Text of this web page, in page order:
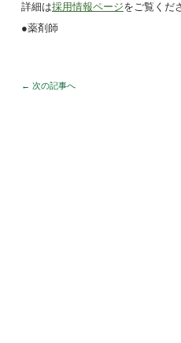
詳細は採用情報ページをご覧くだ
●薬剤師
← 次の記事へ